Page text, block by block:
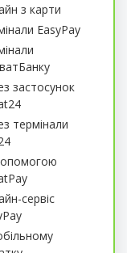
з карти
EasyPay
застосунок
термінали
сервіс